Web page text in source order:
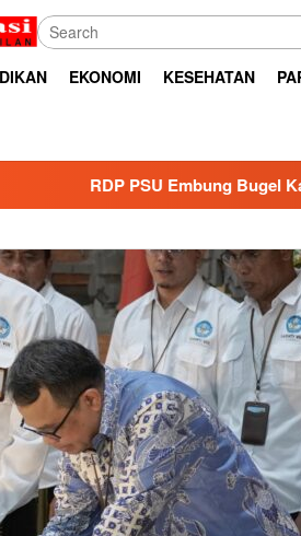
EKONOMI KESEHATAN
RDP PSU Embung Bugel Karawaci